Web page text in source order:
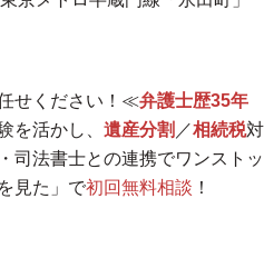
せください！≪弁護士歴35年
を活かし、 遺産分割 ／相続税対
司法書士との連携でワンストッ
見た」で初回無料相談 ！